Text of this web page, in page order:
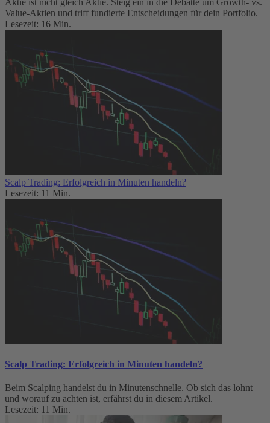
Value-Aktien und triff fundierte Entscheidungen für dein Portfolio.
Lesezeit: 16 Min.
Scalp Trading: Erfolgreich in Minuten handeln?
Lesezeit: 11 Min.
Scalp Trading: Erfolgreich in Minuten handeln?
Beim Scalping handelst du in Minutenschnelle. Ob sich das lohnt
und worauf zu achten ist, erfährst du in diesem Artikel.
Lesezeit: 11 Min.